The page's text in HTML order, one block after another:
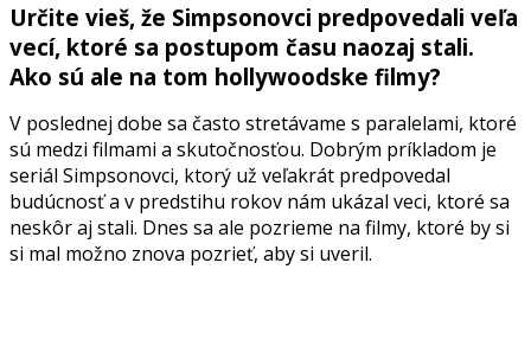
Určite vieš, že Simpsonovci predpovedali veľa
vecí, ktoré sa postupom času naozaj stali.
Ako sú ale na tom hollywoodske filmy?
V poslednej dobe sa často stretávame s paralelami, ktoré
sú medzi filmami a skutočnosťou. Dobrým príkladom je
seriál Simpsonovci, ktorý už veľakrát predpovedal
budúcnosť a v predstihu rokov nám ukázal veci, ktoré sa
neskôr aj stali. Dnes sa ale pozrieme na filmy, ktoré by si
si mal možno znova pozrieť, aby si uveril.